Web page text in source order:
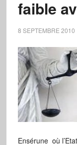
faible
8 SEPTEMBRE 2010
Ensérune où